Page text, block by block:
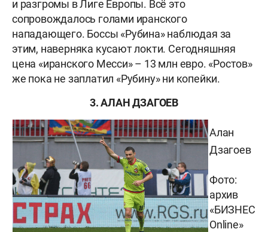
и разгромы в Лиге Европы. Всё это
сопровождалось голами иранского
нападающего. Боссы «Рубина» наблюдая за
этим, наверняка кусают локти. Сегодняшняя
цена «иранского Месси» – 13 млн евро. «Ростов»
же пока не заплатил «Рубину» ни копейки.
3. АЛАН ДЗАГОЕВ
Алан
Дзагоев
Фото:
архив
«БИЗНЕС
Online»